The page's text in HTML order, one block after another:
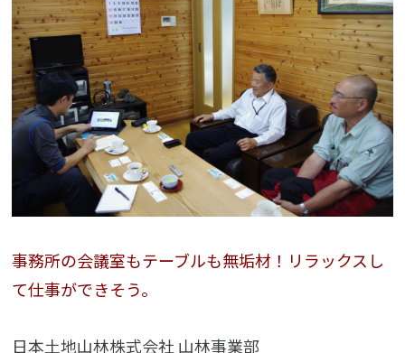
事務所の会議室もテーブルも無垢材！リラックスし
て仕事ができそう。
日本土地山林株式会社 山林事業部